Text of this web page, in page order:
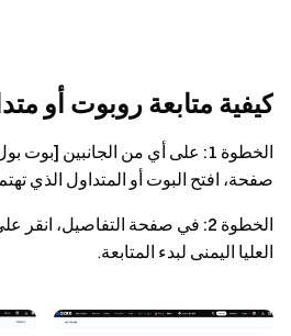
كيفية متابعة روبوت أو
الخطوة 1: على أي من الجانبين [بوت
صفحة، افتح البوت أو المتداول الذي
الخطوة 2: في صفحة التفاصيل، انقر
العليا اليمنى لبدء المتابعة.